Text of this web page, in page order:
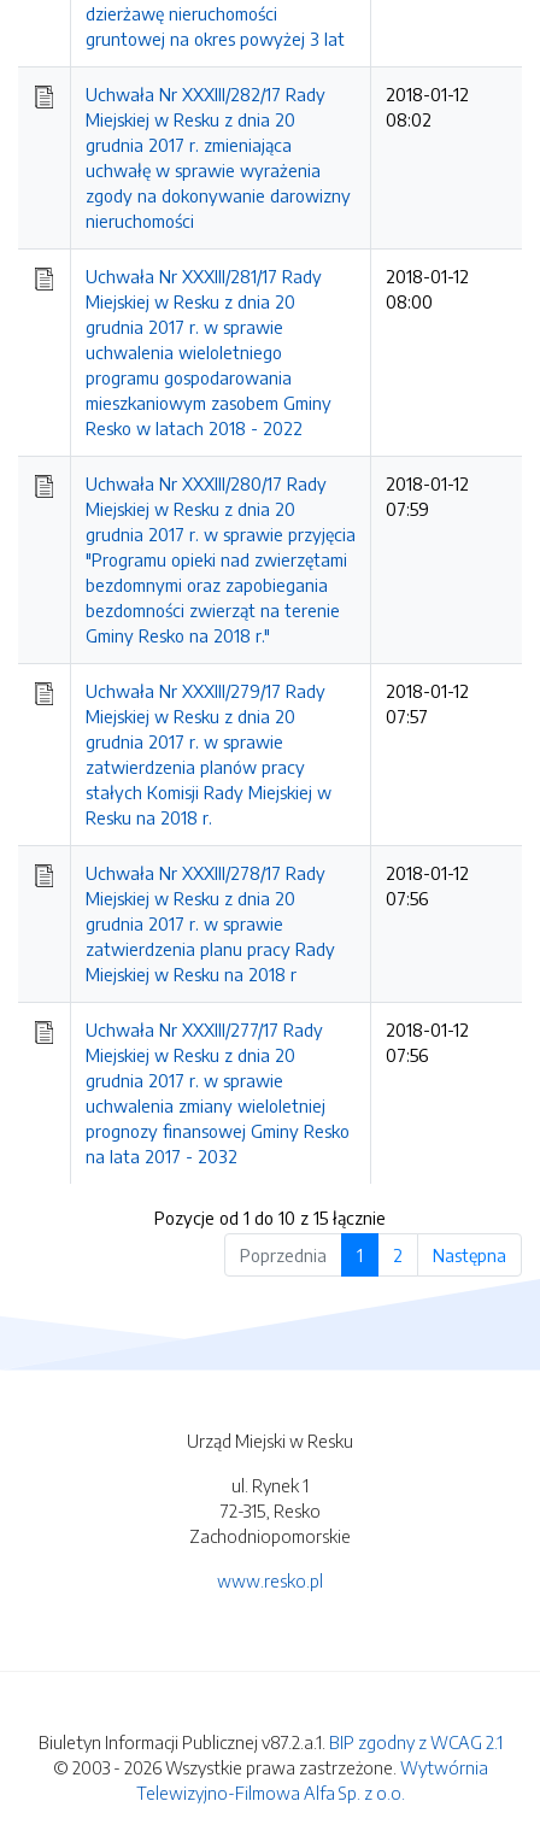
dzierżawę nieruchomości
gruntowej na okres powyżej 3 lat
Uchwała Nr XXXIII/282/17 Rady
Miejskiej w Resku z dnia 20
grudnia 2017 r. zmieniająca
uchwałę w sprawie wyrażenia
zgody na dokonywanie darowizny
nieruchomości
2018-01-12
08:02
Uchwała Nr XXXIII/281/17 Rady
Miejskiej w Resku z dnia 20
grudnia 2017 r. w sprawie
uchwalenia wieloletniego
programu gospodarowania
mieszkaniowym zasobem Gminy
Resko w latach 2018 - 2022
2018-01-12
08:00
Uchwała Nr XXXIII/280/17 Rady
Miejskiej w Resku z dnia 20
grudnia 2017 r. w sprawie przyjęcia
"Programu opieki nad zwierzętami
bezdomnymi oraz zapobiegania
bezdomności zwierząt na terenie
Gminy Resko na 2018 r."
2018-01-12
07:59
Uchwała Nr XXXIII/279/17 Rady
Miejskiej w Resku z dnia 20
grudnia 2017 r. w sprawie
zatwierdzenia planów pracy
stałych Komisji Rady Miejskiej w
Resku na 2018 r.
2018-01-12
07:57
Uchwała Nr XXXIII/278/17 Rady
Miejskiej w Resku z dnia 20
grudnia 2017 r. w sprawie
zatwierdzenia planu pracy Rady
Miejskiej w Resku na 2018 r
2018-01-12
07:56
Uchwała Nr XXXIII/277/17 Rady
Miejskiej w Resku z dnia 20
grudnia 2017 r. w sprawie
uchwalenia zmiany wieloletniej
prognozy finansowej Gminy Resko
na lata 2017 - 2032
2018-01-12
07:56
Pozycje od 1 do 10 z 15 łącznie
Poprzednia
1 2 Następna
Urząd Miejski w Resku
ul. Rynek 1
72-315, Resko
Zachodniopomorskie
www.resko.pl
Biuletyn Informacji Publicznej v87.2.a.1. BIP zgodny z WCAG 2.1
© 2003 - 2026 Wszystkie prawa zastrzeżone. Wytwórnia
Telewizyjno-Filmowa Alfa Sp. z o.o.